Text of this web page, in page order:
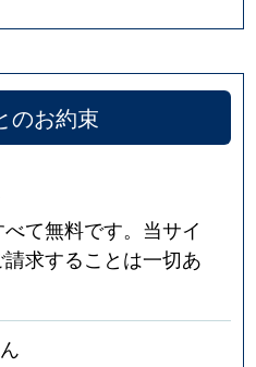
のお約束
て無料です。当サイ
求することは一切あ